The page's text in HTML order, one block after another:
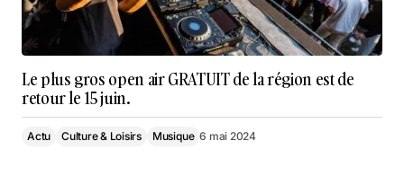
Le plus gros open air GRATUIT de la région est de
retour le 15 juin.
Actu Culture & Loisirs Musique 6 mai 2024